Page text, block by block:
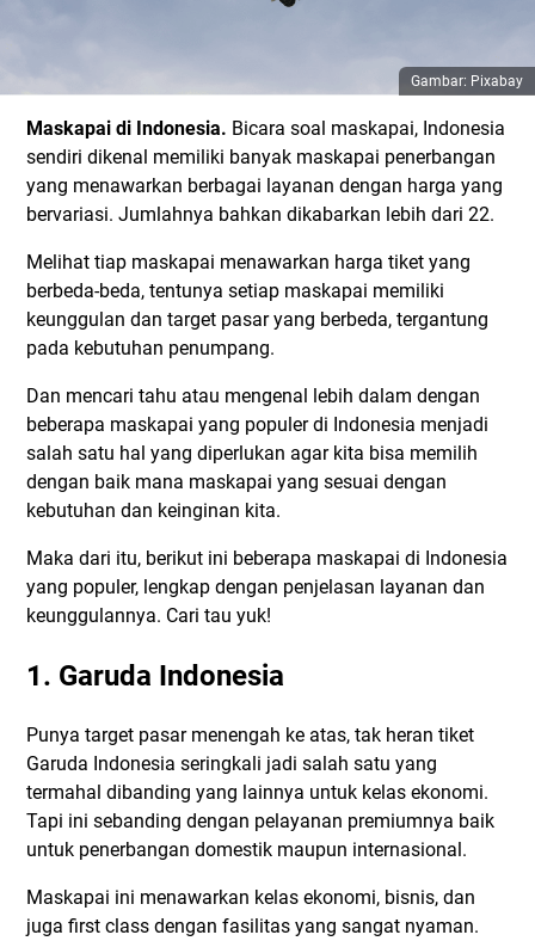
Gambar: Pixabay
Maskapai di Indonesia. Bicara soal maskapai, Indonesia
sendiri dikenal memiliki banyak maskapai penerbangan
yang menawarkan berbagai layanan dengan harga yang
bervariasi. Jumlahnya bahkan dikabarkan lebih dari 22.
Melihat tiap maskapai menawarkan harga tiket yang
berbeda-beda, tentunya setiap maskapai memiliki
keunggulan dan target pasar yang berbeda, tergantung
pada kebutuhan penumpang.
Dan mencari tahu atau mengenal lebih dalam dengan
beberapa maskapai yang populer di Indonesia menjadi
salah satu hal yang diperlukan agar kita bisa memilih
dengan baik mana maskapai yang sesuai dengan
kebutuhan dan keinginan kita.
Maka dari itu, berikut ini beberapa maskapai di Indonesia
yang populer, lengkap dengan penjelasan layanan dan
keunggulannya. Cari tau yuk!
1. Garuda Indonesia
Punya target pasar menengah ke atas, tak heran tiket
Garuda Indonesia seringkali jadi salah satu yang
termahal dibanding yang lainnya untuk kelas ekonomi.
Tapi ini sebanding dengan pelayanan premiumnya baik
untuk penerbangan domestik maupun internasional.
Maskapai ini menawarkan kelas ekonomi, bisnis, dan
juga first class dengan fasilitas yang sangat nyaman.